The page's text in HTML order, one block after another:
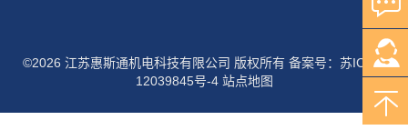
©2026 江苏惠斯通机电科技有限公司 版权所有 备案号：苏ICP备
12039845号-4 站点地图